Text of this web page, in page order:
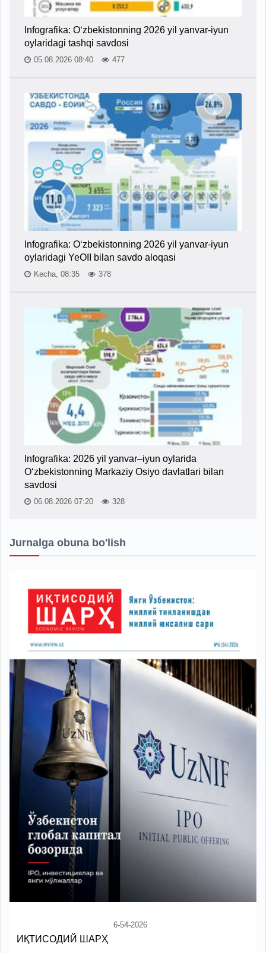
Infografika: O‘zbekistonning 2026 yil yanvar-iyun
oylaridagi tashqi savdosi
05.08.2026 08:40 477
Infografika: O‘zbekistonning 2026 yil yanvar-iyun
oylaridagi YeOII bilan savdo aloqasi
Kecha, 08:35 378
Infografika: 2026 yil yanvar–iyun oylarida
O‘zbekistonning Markaziy Osiyo davlatlari bilan
savdosi
06.08.2026 07:20 328
Jurnalga obuna bo'lish
6-54-2026
ИҚТИСОДИЙ ШАРҲ